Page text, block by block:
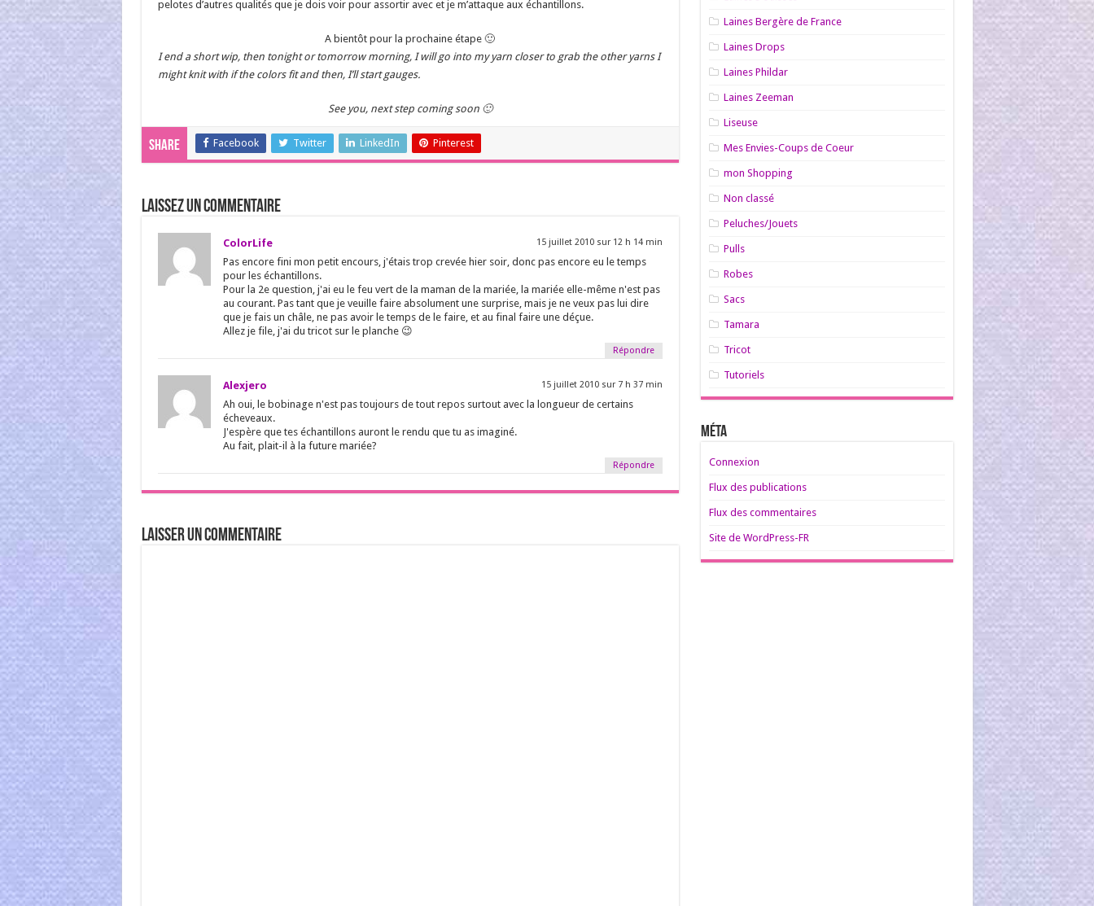
pelotes d’autres qualités que je dois voir pour assortir avec et je m’attaque aux échantillons.
A bientôt pour la prochaine étape 🙂
I end a short wip, then tonight or tomorrow morning, I will go into my yarn closer to grab the other yarns I
might knit with if the colors fit and then, I’ll start gauges.
See you, next step coming soon 🙂
Share Facebook Twitter LinkedIn Pinterest
Laissez un commentaire
ColorLife 15 juillet 2010 sur 12 h 14 min
Pas encore fini mon petit encours, j'étais trop crevée hier soir, donc pas encore eu le temps
pour les échantillons.
Pour la 2e question, j'ai eu le feu vert de la maman de la mariée, la mariée elle-même n'est pas
au courant. Pas tant que je veuille faire absolument une surprise, mais je ne veux pas lui dire
que je fais un châle, ne pas avoir le temps de le faire, et au final faire une déçue.
Allez je file, j'ai du tricot sur le planche 😉
Répondre
Alexjero 15 juillet 2010 sur 7 h 37 min
Ah oui, le bobinage n'est pas toujours de tout repos surtout avec la longueur de certains
écheveaux.
J'espère que tes échantillons auront le rendu que tu as imaginé.
Au fait, plait-il à la future mariée?
Répondre
Laisser un commentaire
Laines Bergère de France
Laines Drops
Laines Phildar
Laines Zeeman
Liseuse
Mes Envies-Coups de Coeur
mon Shopping
Non classé
Peluches/Jouets
Pulls
Robes
Sacs
Tamara
Tricot
Tutoriels
Méta
Connexion
Flux des publications
Flux des commentaires
Site de WordPress-FR